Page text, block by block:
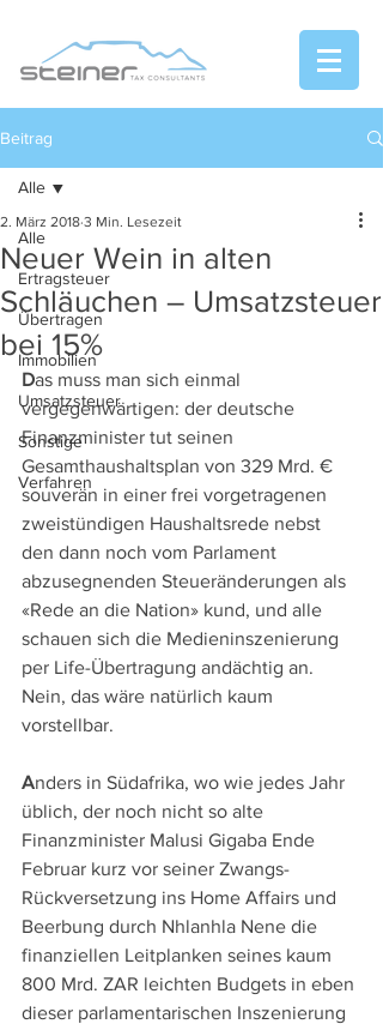
Beitrag
Alle
Ertragsteuer
Übertragen
Immobilien
Umsatzsteuer
Sonstige
Verfahren
Alle
Neuer Wein in alten
Schläuchen – Umsatzsteuer
bei 15%
2. März 2018 3 Min. Lesezeit
Das muss man sich einmal
vergegenwärtigen: der deutsche
Finanzminister tut seinen
Gesamthaushaltsplan von 329 Mrd. €
souverän in einer frei vorgetragenen
zweistündigen Haushaltsrede nebst
den dann noch vom Parlament
abzusegnenden Steueränderungen als
«Rede an die Nation» kund, und alle
schauen sich die Medieninszenierung
per Life-Übertragung andächtig an.
Nein, das wäre natürlich kaum
vorstellbar.
Anders in Südafrika, wo wie jedes Jahr
üblich, der noch nicht so alte
Finanzminister Malusi Gigaba Ende
Februar kurz vor seiner Zwangs-
Rückversetzung ins Home Affairs und
Beerbung durch Nhlanhla Nene die
finanziellen Leitplanken seines kaum
800 Mrd. ZAR leichten Budgets in eben
dieser parlamentarischen Inszenierung